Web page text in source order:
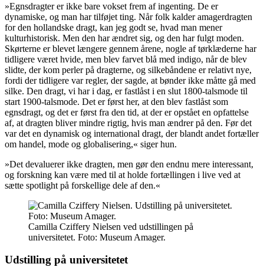
»Egnsdragter er ikke bare vokset frem af ingenting. De er
dynamiske, og man har tilføjet ting. Når folk kalder amagerdragten
for den hollandske dragt, kan jeg godt se, hvad man mener
kulturhistorisk. Men den har ændret sig, og den har fulgt moden.
Skørterne er blevet længere gennem årene, nogle af tørklæderne har
tidligere været hvide, men blev farvet blå med indigo, når de blev
slidte, der kom perler på dragterne, og silkebåndene er relativt nye,
fordi der tidligere var regler, der sagde, at bønder ikke måtte gå med
silke. Den dragt, vi har i dag, er fastlåst i en slut 1800-talsmode til
start 1900-talsmode. Det er først her, at den blev fastlåst som
egnsdragt, og det er først fra den tid, at der er opstået en opfattelse
af, at dragten bliver mindre rigtig, hvis man ændrer på den. Før det
var det en dynamisk og international dragt, der blandt andet fortæller
om handel, mode og globalisering,« siger hun.
»Det devaluerer ikke dragten, men gør den endnu mere interessant,
og forskning kan være med til at holde fortællingen i live ved at
sætte spotlight på forskellige dele af den.«
Camilla Cziffery Nielsen ved udstillingen på
universitetet. Foto: Museum Amager.
Udstilling på universitetet